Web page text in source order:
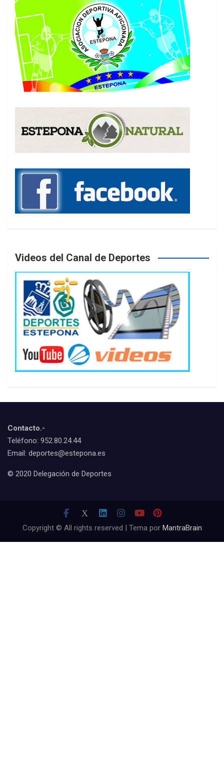
Videos del Canal de Deportes
Contacto.-
Teléfono: 952.80.24.44
Email: deportes@estepona.es
© 2020 Delegación de Deportes
Copyright © All rights reserved | Tema por MantraBrain